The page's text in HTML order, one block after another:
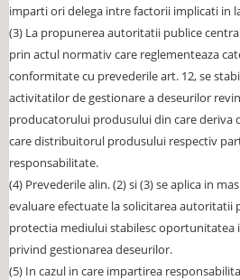
imparti ori delega intre factorii implicati in
(3) La propunerea autoritatii publice
prin actul normativ care reglementeaza
conformitate cu prevederile art. 12, se
activitatilor de gestionare a deseurilor
producatorului produsului din care deriva
care distribuitorul produsului respectiv
responsabilitate.
(4) Prevederile alin. (2) si (3) se aplica in
evaluare efectuate la solicitarea autoritatii
protectia mediului stabilesc
privind gestionarea deseurilor.
(5) In cazul in care impartirea